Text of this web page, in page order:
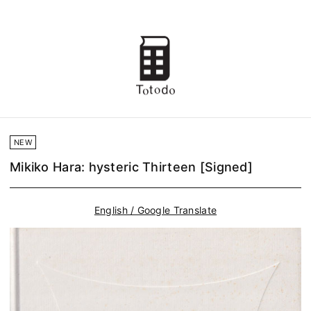
NEW
Mikiko Hara: hysteric Thirteen [Signed]
English / Google Translate